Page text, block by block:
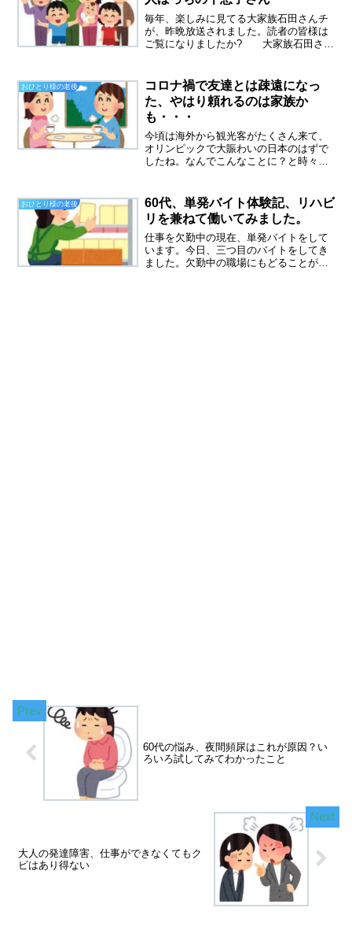
毎年、楽しみに見てる大家族石田さんチ
が、昨晩放送されました。読者の皆様は
ご覧になりましたか? 大家族石田さん
す。もともと、母親の介護のために別居
を始めた二人。その...
おひとり様の老後
コロナ禍で友達とは疎遠になっ
た、やはり頼れるのは家族か
も・・・
今頃は海外から観光客がたくさん来て、
オリンピックで大賑わいの日本のはずで
したね。なんでこんなことに？と時々ふ
大論争されています。GOTOトラベルは
よくて、帰省はだめ？な...
おひとり様の老後
60代、単発バイト体験記、リハビ
リを兼ねて働いてみました。
仕事を欠勤中の現在、単発バイトをして
います。今日、三つ目のバイトをしてき
ました。欠勤中の職場にもどることが決
60代の悩み、夜間頻尿はこれが原因？い
ろいろ試してみてわかったこと
大人の発達障害、仕事ができなくてもク
ビはあり得ない